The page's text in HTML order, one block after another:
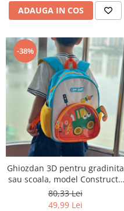
ADAUGA IN COS
-38%
Ghiozdan 3D pentru gradinita
sau scoala, model Constructii
ZY-22179portocaliu
80,33 Lei
49,99 Lei